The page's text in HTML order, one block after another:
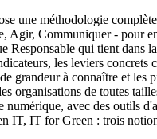
une méthodologie
Agir, Communiquer - pour
Responsable qui tient dans
les leviers concrets
grandeur à connaître et les
organisations de toutes
numérique, avec des outils
IT, IT for Green : trois